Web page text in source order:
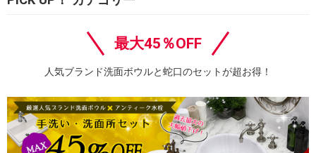
最大45％OFF
人気ブランド洗面ボウルと蛇口のセットが超お得！